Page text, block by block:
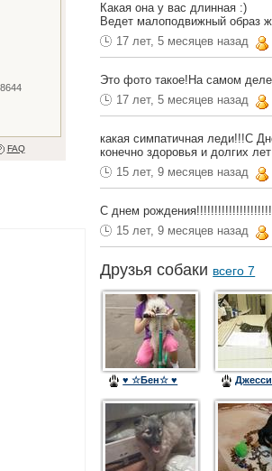
FAQ
Какая она у вас длинная :)
Ведет малоподвижный образ
17 лет, 5 месяцев назад
Это фото такое!На самом
17 лет, 5 месяцев назад
какая симпатичная леди!!!С
конечно здоровья и долгих
15 лет, 9 месяцев назад
С днем
15 лет, 9 месяцев назад
Друзья собаки всего 7
♥ ☆Бен☆ ♥